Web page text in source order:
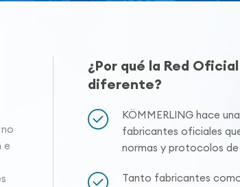
e
¿Por qué la Red
diferente?
KÖMMERLING hace
fabricantes oficiales
normas y protocolos
Tanto fabricantes